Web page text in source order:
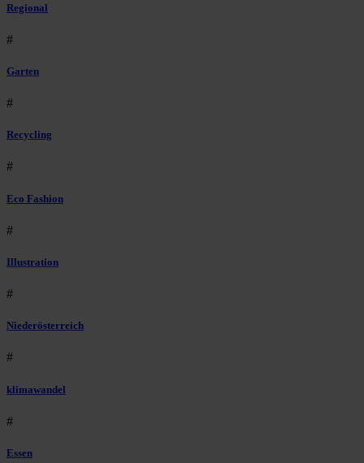
Regional
#
Garten
#
Recycling
#
Eco Fashion
#
Illustration
#
Niederösterreich
#
klimawandel
#
Essen